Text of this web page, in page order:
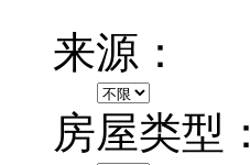
来源：
房屋类型：